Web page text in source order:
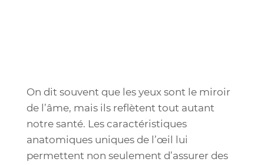
On dit souvent que les yeux sont le miroir
de l’âme, mais ils reflètent tout autant
notre santé. Les caractéristiques
anatomiques uniques de l’œil lui
permettent non seulement d’assurer des